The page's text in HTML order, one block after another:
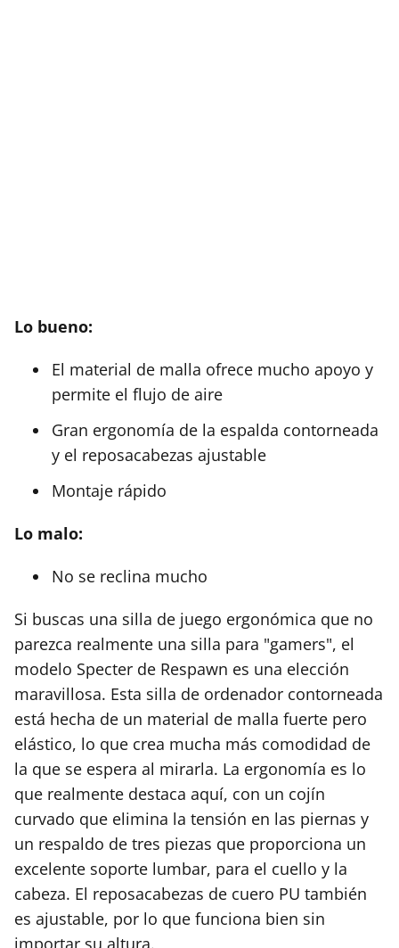
Lo bueno:
El material de malla ofrece mucho apoyo y
permite el flujo de aire
Gran ergonomía de la espalda contorneada
y el reposacabezas ajustable
Montaje rápido
Lo malo:
No se reclina mucho
Si buscas una silla de juego ergonómica que no
parezca realmente una silla para "gamers", el
modelo Specter de Respawn es una elección
maravillosa. Esta silla de ordenador contorneada
está hecha de un material de malla fuerte pero
elástico, lo que crea mucha más comodidad de
la que se espera al mirarla. La ergonomía es lo
que realmente destaca aquí, con un cojín
curvado que elimina la tensión en las piernas y
un respaldo de tres piezas que proporciona un
excelente soporte lumbar, para el cuello y la
cabeza. El reposacabezas de cuero PU también
es ajustable, por lo que funciona bien sin
importar su altura.